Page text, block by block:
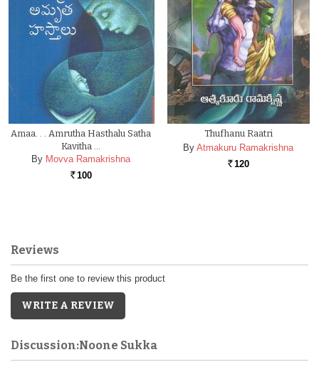
Amaa. . . Amrutha Hasthalu Satha
Kavitha …
By Movva Ramakrishna
Rs. 100
Thufhanu Raatri
By Atmakuru Ramakrishna
Rs. 120
Reviews
Be the first one to review this product
WRITE A REVIEW
Discussion:Noone Sukka